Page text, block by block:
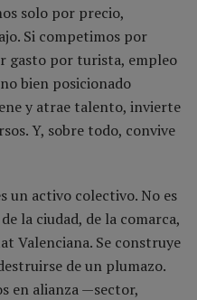
solo por precio,
Si competimos por
gasto por turista, empleo
bien posicionado
y atrae talento, invierte
Y, sobre todo, convive
un activo colectivo. No es
la ciudad, de la comarca,
Valenciana. Se construye
de un plumazo.
en alianza —sector,